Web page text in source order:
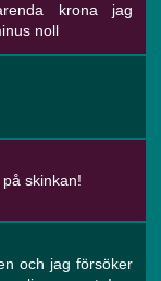
krona jag
noll
skinkan!
och jag försöker